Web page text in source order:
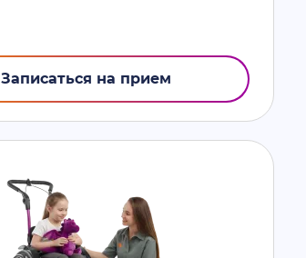
Записаться на прием